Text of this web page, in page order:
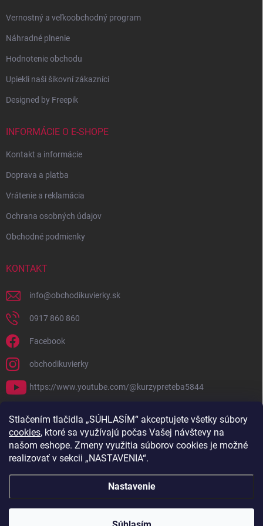
Stlačením tlačidla „SÚHLASÍM“ akceptujete všetky súbory
cookies, ktoré sa využívajú počas Vašej návštevy na
našom eshope. Zmeny využitia súborov cookies je možné
realizovať v sekcii „NASTAVENIA“.
Nastavenie
Vernostný a veľkoobchodný program
Náhradné plnenie
Hodnotenie obchodu
Upiekli naši šikovní zákazníci
Designed by Freepik
INFORMÁCIE O E-SHOPE
Kontakt a informácie
Doprava a platba
Vrátenie a reklamácia
Ochrana osobných údajov
Obchodné podmienky
KONTAKT
info@obchodikuvierky.sk
0917 860 860
Facebook
obchodikuvierky
https://www.youtube.com/@kurzypreteba5844
PRIJÍMAME ONLINE PLATBY
Copyright 2026Obchodík u Vierky. Všetky práva vyhradené.